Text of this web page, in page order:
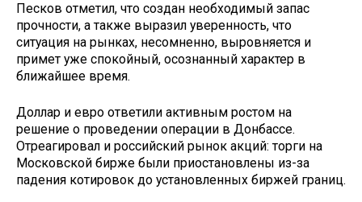
Песков отметил, что создан необходимый запас
прочности, а также выразил уверенность, что
ситуация на рынках, несомненно, выровняется и
примет уже спокойный, осознанный характер в
ближайшее время.
Доллар и евро ответили активным ростом на
решение о проведении операции в Донбассе.
Отреагировал и российский рынок акций: торги на
Московской бирже были приостановлены из-за
падения котировок до установленных биржей границ.